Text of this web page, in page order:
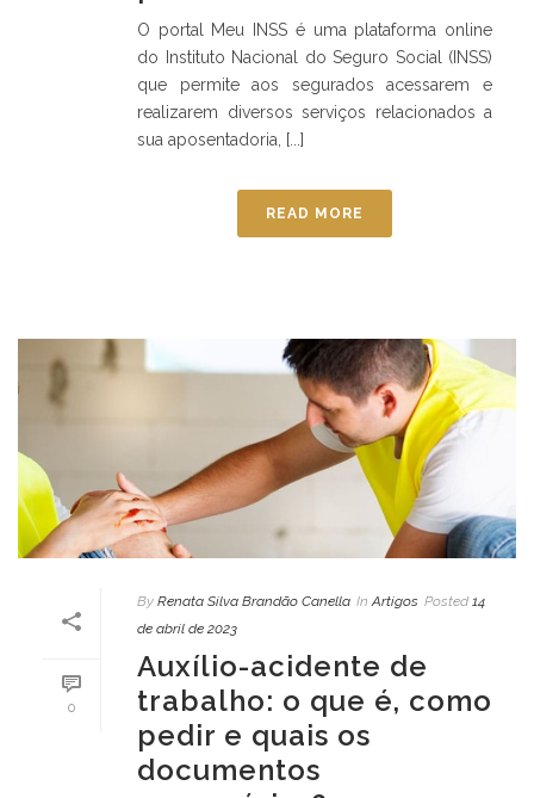
O portal Meu INSS é uma plataforma online
do Instituto Nacional do Seguro Social (INSS)
que permite aos segurados acessarem e
realizarem diversos serviços relacionados a
sua aposentadoria, [...]
READ MORE
0
By Renata Silva Brandão Canella In Artigos Posted 14
de abril de 2023
Auxílio-acidente de
trabalho: o que é, como
pedir e quais os
documentos